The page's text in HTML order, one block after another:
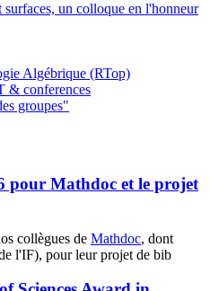
un colloque en l'honneur
Algébrique (RTop)
& conferences
groupes"
pour Mathdoc et le projet
collègues de Mathdoc, dont
l'IF), pour leur projet de bib